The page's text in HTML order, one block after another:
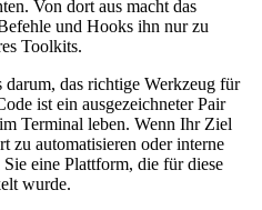
Von dort aus macht das
und Hooks ihn nur zu
Toolkits.
darum, das richtige Werkzeug für
ist ein ausgezeichneter Pair
Terminal leben. Wenn Ihr Ziel
zu automatisieren oder interne
eine Plattform, die für diese
wurde.